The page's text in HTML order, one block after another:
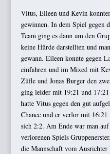
Vitus, Eileen und Kevin
gewinnen. In dem Spiel gegen
Team ging es dann um den
keine Hürde darstellten und
gewann. Eileen konnte gegen
einfahren und im Mixed mit
Züfle und Jonas Burger den
ging leider mit 19:21 und
hatte Vitus gegen den gut
Chance und er verlor mit
sich 2:2. Am Ende war man
verlorenen Spiels
die Mannschaft vom